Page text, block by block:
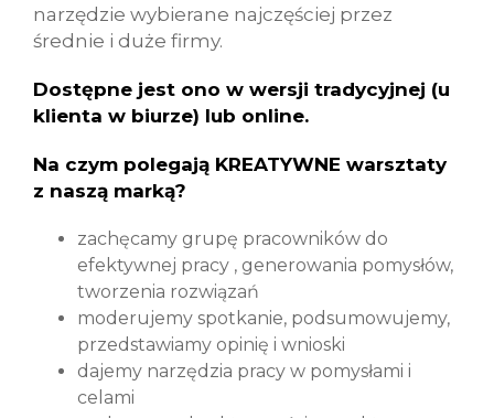
narzędzie wybierane najczęściej przez
średnie i duże firmy.
Dostępne jest ono w wersji tradycyjnej (u
klienta w biurze) lub online.
Na czym polegają KREATYWNE warsztaty
z naszą marką?
zachęcamy grupę pracowników do
efektywnej pracy , generowania pomysłów,
tworzenia rozwiązań
moderujemy spotkanie, podsumowujemy,
przedstawiamy opinię i wnioski
dajemy narzędzia pracy w pomysłami i
celami